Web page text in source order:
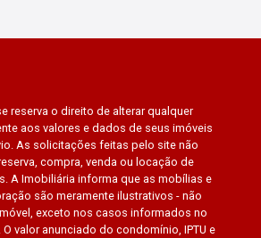
reserva o direito de alterar qualquer
aos valores e dados de seus imóveis
As solicitações feitas pelo site não
compra, venda ou locação de
A Imobiliária informa que as mobílias e
são meramente ilustrativos - não
exceto nos casos informados no
valor anunciado do condomínio, IPTU e